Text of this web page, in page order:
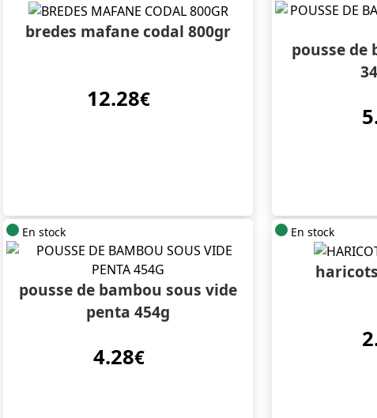
bredes mafane codal 800gr
12.28€
pousse de
En stock
pousse de bambou sous vide
penta 454g
4.28€
En stock